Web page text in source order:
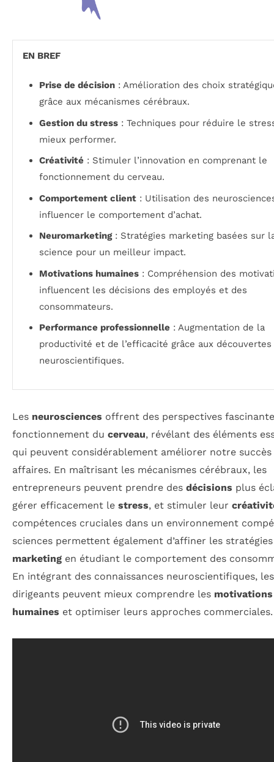
EN BREF
Prise de décision : Amélioration des choix
grâce aux mécanismes cérébraux.
Gestion du stress : Techniques pour réduire le
mieux performer.
Créativité : Stimuler l’innovation en comprenant le
fonctionnement du cerveau.
Comportement client : Utilisation des
influencer le comportement d’achat.
Neuromarketing: Stratégies marketing basées sur
science pour un meilleur impact.
Motivations humaines : Compréhension des
influencent les décisions des employés et des
consommateurs.
Performance professionnelle : Augmentation de la
productivité et de l’efficacité grâce aux découvertes
neuroscientifiques.
Les neurosciences offrent des perspectives
fonctionnement du cerveau, révélant des éléments
qui peuvent considérablement améliorer notre succès
affaires. En maîtrisant les mécanismes cérébraux, les
entrepreneurs peuvent prendre des décisions plus
gérer efficacement le stress, et stimuler leur
compétences cruciales dans un environnement
sciences permettent également d’affiner les stratégies
marketing en étudiant le comportement des
En intégrant des connaissances neuroscientifiques, les
dirigeants peuvent mieux comprendre les motivations
humaines et optimiser leurs approches commerciales.